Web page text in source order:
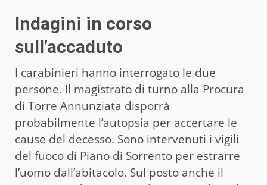
Indagini in corso
sull’accaduto
I carabinieri hanno interrogato le due
persone. Il magistrato di turno alla Procura
di Torre Annunziata disporrà
probabilmente l’autopsia per accertare le
cause del decesso. Sono intervenuti i vigili
del fuoco di Piano di Sorrento per estrarre
l’uomo dall’abitacolo. Sul posto anche il